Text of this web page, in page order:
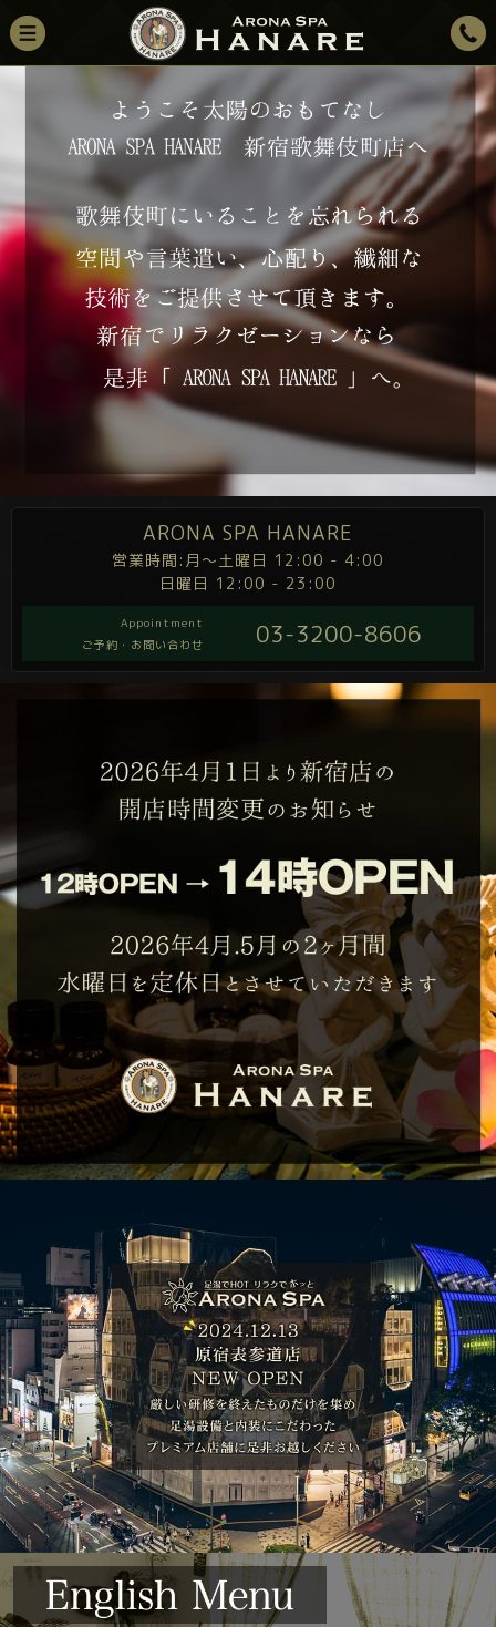
ARONA SPA HANARE
営業時間:月～土曜日 12:00 - 4:00
日曜日 12:00 - 23:00
Appointment
ご予約・お問い合わせ
03-3200-8606